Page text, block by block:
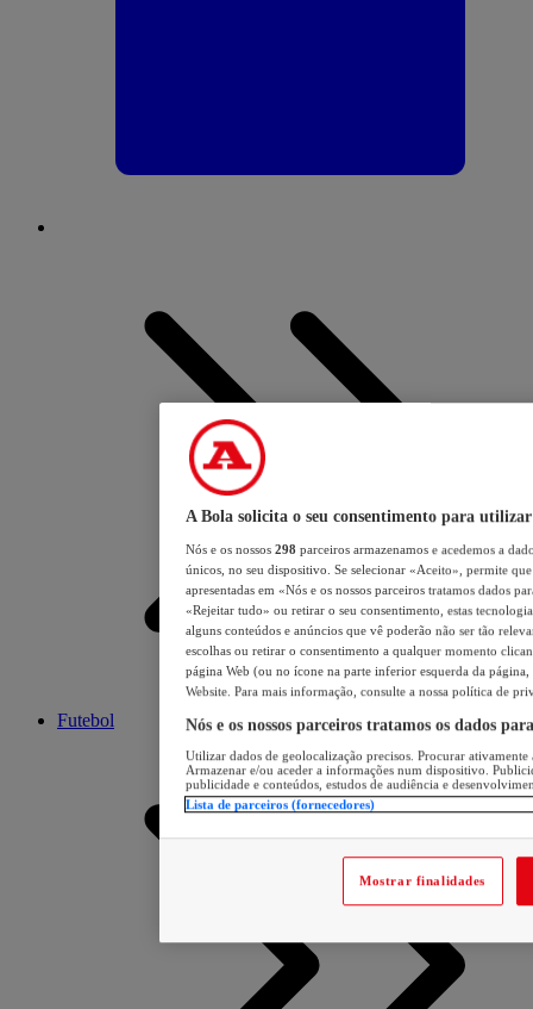
Futebol
A Bola solicita o seu consentimento para utilizar
Nós e os nossos 298 parceiros armazenamos e acedemos a
únicos, no seu dispositivo. Se selecionar «Aceito», permite
apresentadas em «Nós e os nossos parceiros tratamos dados
«Rejeitar tudo» ou retirar o seu consentimento, estas
alguns conteúdos e anúncios que vê poderão não ser tão
escolhas ou retirar o consentimento a qualquer momento
página Web (ou no ícone na parte inferior esquerda da página,
Website. Para mais informação, consulte a nossa política de
Nós e os nossos parceiros tratamos os dados
Utilizar dados de geolocalização precisos. Procurar
Armazenar e/ou aceder a informações num dispositivo.
publicidade e conteúdos, estudos de audiência e
Lista de parceiros (fornecedores)
Mostrar finalidades